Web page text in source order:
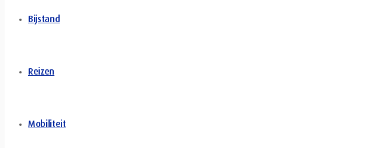
Bijstand
Reizen
Mobiliteit